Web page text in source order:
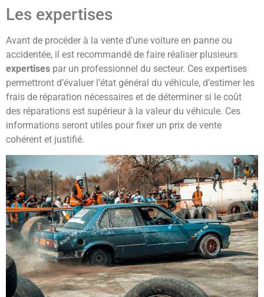
Les expertises
Avant de procéder à la vente d’une voiture en panne ou
accidentée, il est recommandé de faire réaliser plusieurs
expertises par un professionnel du secteur. Ces expertises
permettront d’évaluer l’état général du véhicule, d’estimer les
frais de réparation nécessaires et de déterminer si le coût
des réparations est supérieur à la valeur du véhicule. Ces
informations seront utiles pour fixer un prix de vente
cohérent et justifié.